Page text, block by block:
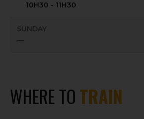
10H30 - 11H30
SUNDAY
—
WHERE TOTRAIN